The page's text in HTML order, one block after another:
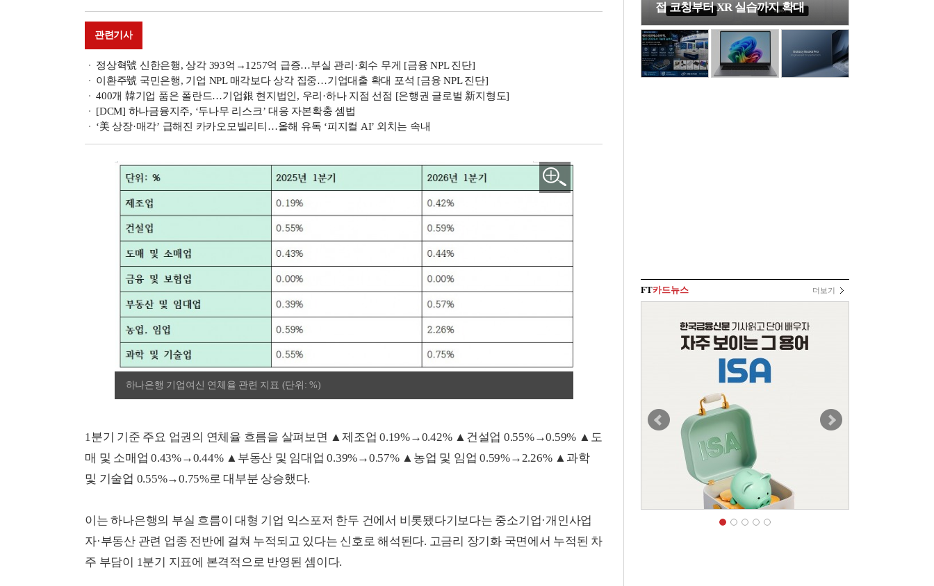
관련기사
정상혁號 신한은행, 상각 393억→1257억 급증…부실 관리·회수 무게 [금융 NPL 진단]
이환주號 국민은행, 기업 NPL 매각보다 상각 집중…기업대출 확대 포석 [금융 NPL 진단]
400개 韓기업 품은 폴란드…기업銀 현지법인, 우리·하나 지점 선점 [은행권 글로벌 新지형도]
[DCM] 하나금융지주, ‘두나무 리스크’ 대응 자본확충 셈법
‘美 상장·매각’ 급해진 카카오모빌리티…올해 유독 ‘피지컬 AI’ 외치는 속내
하나은행 기업여신 연체율 관련 지표 (단위: %)
1분기 기준 주요 업권의 연체율 흐름을 살펴보면 ▲제조업 0.19%→0.42% ▲건설업 0.55%→0.59% ▲도
매 및 소매업 0.43%→0.44% ▲부동산 및 임대업 0.39%→0.57% ▲농업 및 임업 0.59%→2.26% ▲과학
및 기술업 0.55%→0.75%로 대부분 상승했다.
이는 하나은행의 부실 흐름이 대형 기업 익스포저 한두 건에서 비롯됐다기보다는 중소기업·개인사업
자·부동산 관련 업종 전반에 걸쳐 누적되고 있다는 신호로 해석된다. 고금리 장기화 국면에서 누적된 차
주 부담이 1분기 지표에 본격적으로 반영된 셈이다.
접 코칭부터 XR 실습까지 확대
FT카드뉴스 더보기